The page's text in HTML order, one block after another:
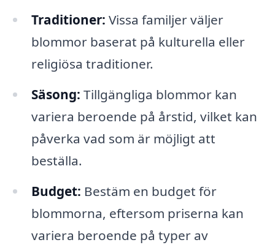
Traditioner: Vissa familjer väljer
blommor baserat på kulturella eller
religiösa traditioner.
Säsong: Tillgängliga blommor kan
variera beroende på årstid, vilket kan
påverka vad som är möjligt att
beställa.
Budget: Bestäm en budget för
blommorna, eftersom priserna kan
variera beroende på typer av